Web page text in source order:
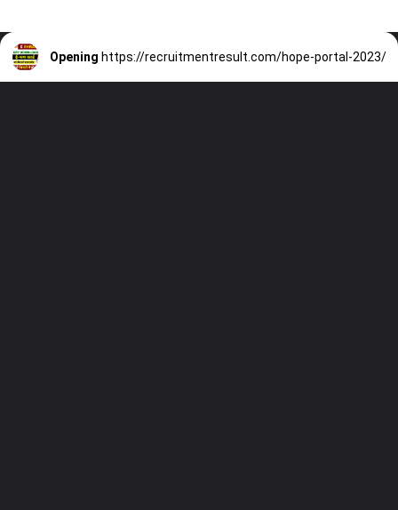
Opening https://recruitmentresult.com/hope-portal-2023/